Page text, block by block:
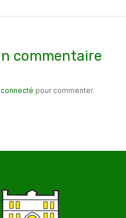
commentaire
connecté pour commenter.